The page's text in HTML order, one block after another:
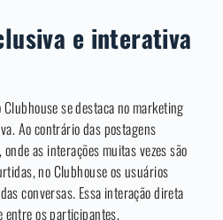
e interativa
se destaca no marketing
Ao contrário das postagens
as interações muitas vezes são
no Clubhouse os usuários
conversas. Essa interação direta
entre os participantes.